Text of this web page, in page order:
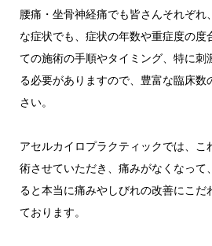
腰痛・坐骨神経痛でも皆さんそれぞれ
な症状でも、症状の年数や重症度の度
ての施術の手順やタイミング、特に刺
る必要がありますので、豊富な臨床数
さい。
アセルカイロプラクティックでは、こ
術させていただき、痛みがなくなって
ると本当に痛みやしびれの改善にこだ
ております。